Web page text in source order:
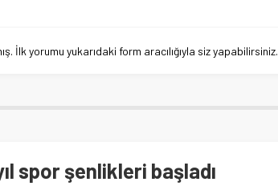
İlk yorumu yukarıdaki form aracılığıyla siz yapabilirsiniz.
spor şenlikleri başladı